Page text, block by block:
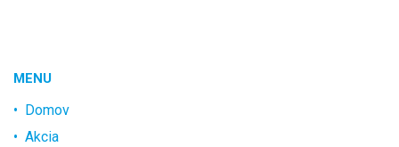
MENU
Domov
Akcia